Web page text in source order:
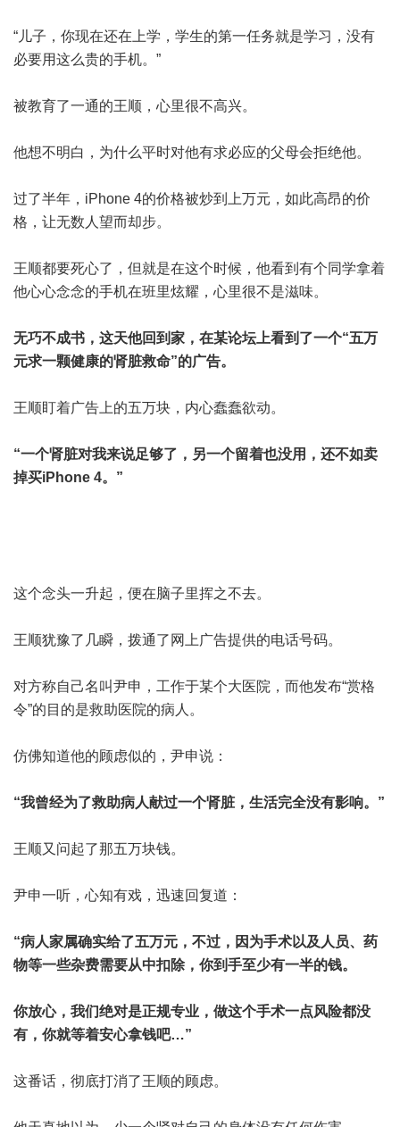
“儿子，你现在还在上学，学生的第一任务就是学习，没有
必要用这么贵的手机。”
被教育了一通的王顺，心里很不高兴。
他想不明白，为什么平时对他有求必应的父母会拒绝他。
过了半年，iPhone 4的价格被炒到上万元，如此高昂的价
格，让无数人望而却步。
王顺都要死心了，但就是在这个时候，他看到有个同学拿着
他心心念念的手机在班里炫耀，心里很不是滋味。
无巧不成书，这天他回到家 ，在某论坛上看到了一个“五万
元求一颗健康的肾脏救命”的广告。
王顺盯着广告上的五万块，内心蠢蠢欲动。
“一个肾脏对我来说足够了，另一个留着也没用，还不如卖
掉买iPhone 4。”
这个念头一升起，便在脑子里挥之不去。
王顺犹豫了几瞬，拨通了网上广告提供的电话号码。
对方称自己名叫尹申，工作于某个大医院，而他发布“赏格
令”的目的是救助医院的病人。
仿佛知道他的顾虑似的，尹申说：
“我曾经为了救助病人献过一个肾脏，生活完全没有影响。”
王顺又问起了那五万块钱。
尹申一听，心知有戏，迅速回复道：
“病人家属确实给了五万元，不过，因为手术以及人员、药
物等一些杂费需要从中扣除，你到手至少有一半的钱。
你放心，我们绝对是正规专业，做这个手术一点风险都没
有，你就等着安心拿钱吧…”
这番话，彻底打消了王顺的顾虑。